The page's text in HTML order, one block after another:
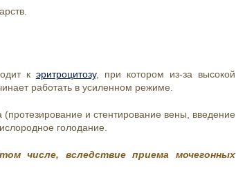
к эритроцитозу, при котором из-за высокой
работать в усиленном режиме.
и стентирование вены, введение
голодание.
числе, вследствие приема мочегонных